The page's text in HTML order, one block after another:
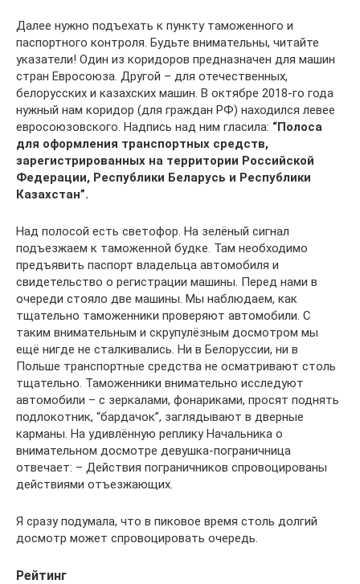
Далее нужно подъехать к пункту таможенного и
паспортного контроля. Будьте внимательны, читайте
указатели! Один из коридоров предназначен для машин
стран Евросоюза. Другой – для отечественных,
белорусских и казахских машин. В октябре 2018-го года
нужный нам коридор (для граждан РФ) находился левее
евросоюзовского. Надпись над ним гласила: “Полоса
для оформления транспортных средств,
зарегистрированных на территории Российской
Федерации, Республики Беларусь и Республики
Казахстан”.
Над полосой есть светофор. На зелёный сигнал
подъезжаем к таможенной будке. Там необходимо
предъявить паспорт владельца автомобиля и
свидетельство о регистрации машины. Перед нами в
очереди стояло две машины. Мы наблюдаем, как
тщательно таможенники проверяют автомобили. С
таким внимательным и скрупулёзным досмотром мы
ещё нигде не сталкивались. Ни в Белоруссии, ни в
Польше транспортные средства не осматривают столь
тщательно. Таможенники внимательно исследуют
автомобили – с зеркалами, фонариками, просят поднять
подлокотник, “бардачок”, заглядывают в дверные
карманы. На удивлённую реплику Начальника о
внимательном досмотре девушка-пограничница
отвечает: – Действия пограничников спровоцированы
действиями отъезжающих.
Я сразу подумала, что в пиковое время столь долгий
досмотр может спровоцировать очередь.
Рейтинг